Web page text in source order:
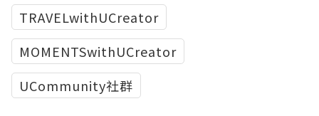
TRAVELwithUCreator
MOMENTSwithUCreator
UCommunity社群